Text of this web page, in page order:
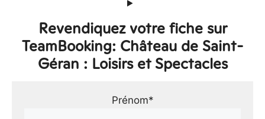
Revendiquez votre fiche sur
TeamBooking: Château de Saint-
Géran : Loisirs et Spectacles
Prénom*